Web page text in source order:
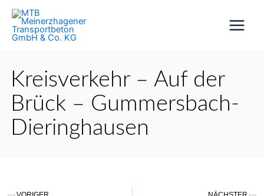
Zum
Inhalt
springen
Kreisverkehr – Auf der
Brück – Gummersbach-
Dieringhausen